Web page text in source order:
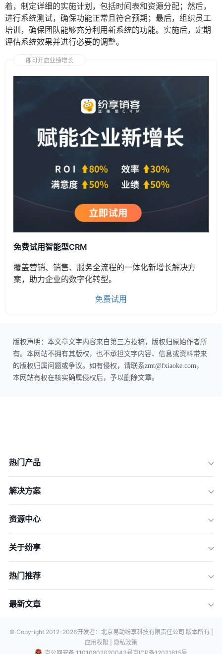
着，制定详细的实施计划，包括时间表和资源分配；然后，
进行系统测试，确保功能正常且符合预期；最后，组织员工
培训，确保团队能够充分利用新系统的功能。实施后，定期
评估系统效果并进行必要的调整。
即可开启业绩增长
免费试用智能型CRM
覆盖营销、销售、服务全流程的一体化新增长解决方
案，助力企业的数字化转型。
免费试用
版权声明：本文章文字内容来自第三方投稿，版权归原始作者所
有。本网站不拥有其版权，也不承担文字内容、信息或资料带来
的版权归属问题或争议。如有侵权，请联系zmt@fxiaoke.com，
本网站有权在核实确属侵权后，予以删除文章。
热门产品
解决方案
资源中心
关于纷享
热门推荐
最新文章
© Copyright 2012-2026开发者：北京易动纷享科技有限责任公司 版本所有 |
应用权限 |
隐私政策